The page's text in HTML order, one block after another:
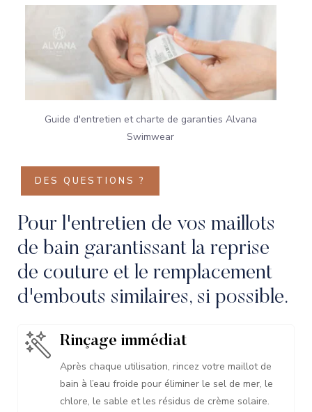
Guide d'entretien et charte de garanties Alvana
Swimwear
DES QUESTIONS ?
Pour l'entretien de vos maillots
de bain garantissant la reprise
de couture et le remplacement
d'embouts similaires, si possible.
Rinçage immédiat
Après chaque utilisation, rincez votre maillot de
bain à l’eau froide pour éliminer le sel de mer, le
chlore, le sable et les résidus de crème solaire.